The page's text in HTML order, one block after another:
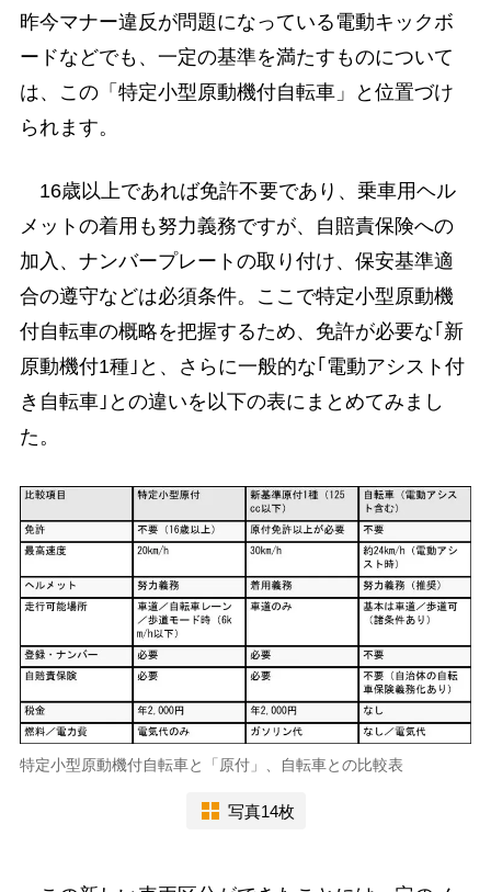
昨今マナー違反が問題になっている電動キックボ
ードなどでも、一定の基準を満たすものについて
は、この「特定小型原動機付自転車」と位置づけ
られます。
16歳以上であれば免許不要であり、乗車用ヘル
メットの着用も努力義務ですが、自賠責保険への
加入、ナンバープレートの取り付け、保安基準適
合の遵守などは必須条件。ここで特定小型原動機
付自転車の概略を把握するため、免許が必要な｢新
原動機付1種｣と、さらに一般的な｢電動アシスト付
き自転車｣との違いを以下の表にまとめてみまし
た。
特定小型原動機付自転車と「原付」、自転車との比較表
写真14枚